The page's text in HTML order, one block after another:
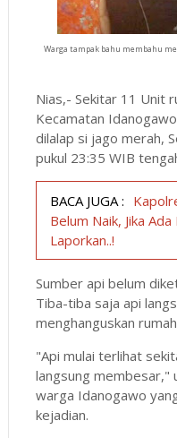
Warga tampak bahu membahu
Nias,- Sekitar 11 Unit
Kecamatan
dilalap si jago merah,
pukul 23:35 WIB
BACA JUGA :
Belum Naik, Jika
Laporkan..!
Sumber api belum
Tiba-tiba saja api
menghanguskan
"Api mulai terlihat
langsung membesar,"
warga Idanogawo
kejadian.